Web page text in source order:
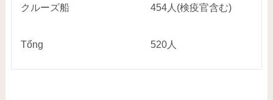
クルーズ船 454人 (検疫官含む)
Tổng 520人